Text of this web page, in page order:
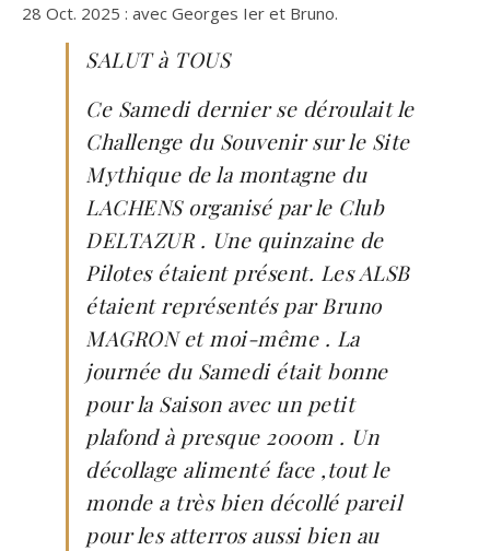
28 Oct. 2025 : avec Georges Ier et Bruno.
SALUT à TOUS
Ce Samedi dernier se déroulait le
Challenge du Souvenir sur le Site
Mythique de la montagne du
LACHENS organisé par le Club
DELTAZUR . Une quinzaine de
Pilotes étaient présent. Les ALSB
étaient représentés par Bruno
MAGRON et moi-même . La
journée du Samedi était bonne
pour la Saison avec un petit
plafond à presque 2000m . Un
décollage alimenté face ,tout le
monde a très bien décollé pareil
pour les atterros aussi bien au